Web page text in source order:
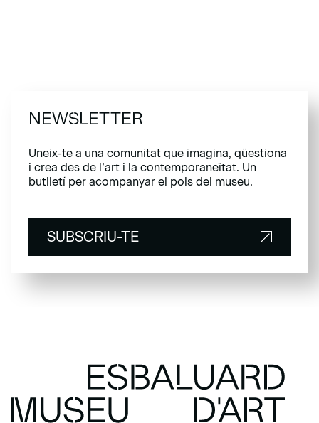
NEWSLETTER
Uneix-te a una comunitat que imagina, qüestiona
i crea des de l’art i la contemporaneïtat. Un
butlletí per acompanyar el pols del museu.
SUBSCRIU-TE
SUBSCRIU-TE